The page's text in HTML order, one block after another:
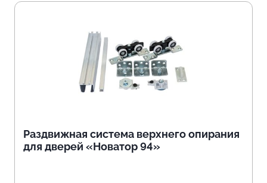
Раздвижная система верхнего опирания
для дверей «Новатор 94»